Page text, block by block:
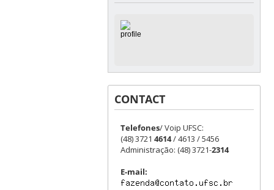
CONTACT
Telefones/ Voip UFSC:
(48) 3721 4614/ 4613 / 5456
Administração: (48) 3721-2314
E-mail: